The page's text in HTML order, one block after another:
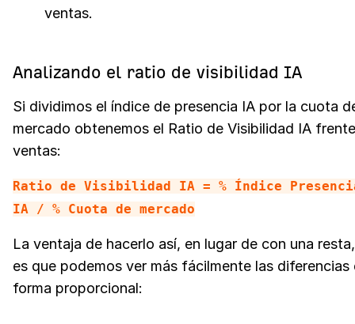
ventas.
Analizando el ratio de visibilidad IA
Si dividimos el índice de presencia IA por la cuota
mercado obtenemos el Ratio de Visibilidad IA
ventas:
Ratio de Visibilidad IA = % Índice
IA / % Cuota de mercado
La ventaja de hacerlo así, en lugar de con una resta,
es que podemos ver más fácilmente las diferencias
forma proporcional: